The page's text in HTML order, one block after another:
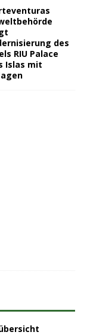
des
RIU Palace
Islas mit